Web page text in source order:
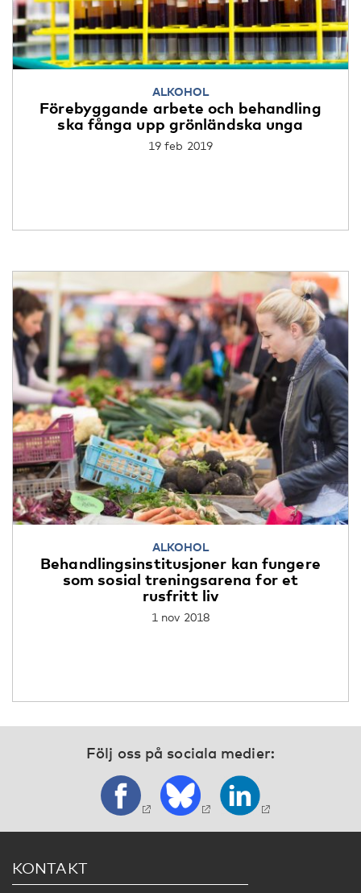
ALKOHOL
Förebyggande arbete och behandling
ska fånga upp grönländska unga
19 feb 2019
ALKOHOL
Behandlingsinstitusjoner kan fungere
som sosial treningsarena for et
rusfritt liv
1 nov 2018
Följ oss på sociala medier:
KONTAKT